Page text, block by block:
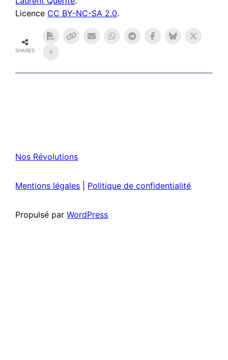
Licence CC BY-NC-SA 2.0.
SHARES
Nos Révolutions
Mentions légales Politique de confidentialité
Propulsé parWordPress